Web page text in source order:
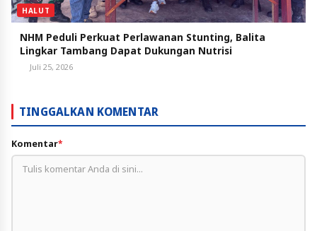
HALUT
NHM Peduli Perkuat Perlawanan Stunting, Balita
Lingkar Tambang Dapat Dukungan Nutrisi
Juli 25, 2026
TINGGALKAN KOMENTAR
Komentar*